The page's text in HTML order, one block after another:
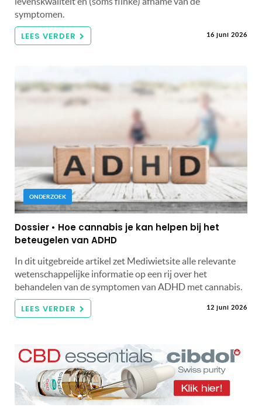
symptomen.
LEES VERDER 16 juni 2026
ONDERZOEK
Dossier • Hoe cannabis je kan helpen bij het
beteugelen van ADHD
In dit uitgebreide artikel zet Mediwietsite alle relevante
wetenschappelijke informatie op een rij over het
behandelen van de symptomen van ADHD met cannabis.
LEES VERDER 12 juni 2026